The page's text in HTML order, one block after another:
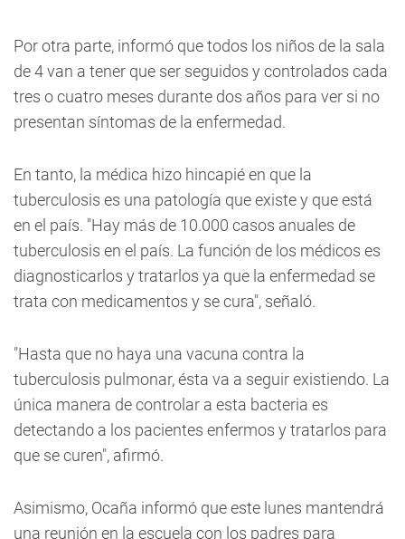
Por otra parte, informó que todos los niños de la sala
de 4 van a tener que ser seguidos y controlados cada
tres o cuatro meses durante dos años para ver si no
presentan síntomas de la enfermedad.
En tanto, la médica hizo hincapié en que la
tuberculosis es una patología que existe y que está
en el país. "Hay más de 10.000 casos anuales de
tuberculosis en el país. La función de los médicos es
diagnosticarlos y tratarlos ya que la enfermedad se
trata con medicamentos y se cura", señaló.
"Hasta que no haya una vacuna contra la
tuberculosis pulmonar, ésta va a seguir existiendo. La
única manera de controlar a esta bacteria es
detectando a los pacientes enfermos y tratarlos para
que se curen", afirmó.
Asimismo, Ocaña informó que este lunes mantendrá
una reunión en la escuela con los padres para